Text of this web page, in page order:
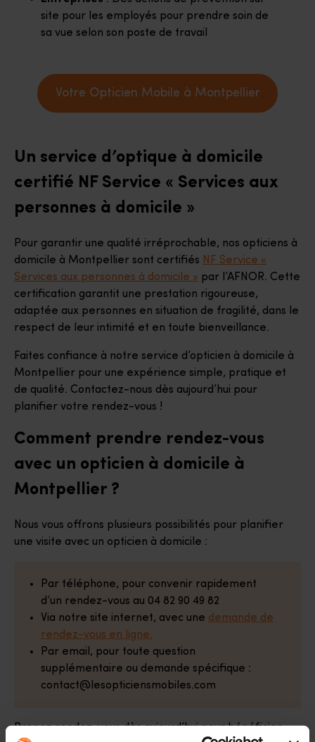
site pour les employés pour prendre soin de
sa vue selon son poste de travail
Votre Opticien Mobile à Montpellier
Un service d’optique à domicile
certifié NF Service « Services aux
personnes à domicile »
Pour garantir une qualité irréprochable, nos opticiens à
domicile à Montpellier sont certifiés NF Service «
Services aux personnes à domicile » par l’AFNOR. Cette
certification garantit une prestation rigoureuse,
adaptée aux personnes en situation de fragilité, dans le
respect de leur intimité et en toute bienveillance.
Faites confiance à notre service d’opticien à domicile à
Montpellier pour une expérience simple, pratique et
de qualité. Contactez-nous dès aujourd’hui pour
planifier votre rendez-vous !
Comment prendre rendez-vous
avec un opticien à domicile à
Montpellier ?
Nous vous offrons plusieurs possibilités pour planifier
une visite avec un opticien à domicile :
Par téléphone, pour convenir rapidement
d’un rendez-vous au 04 82 90 49 82
Via notre site internet, avec une demande de
rendez-vous en ligne.
Par email, pour toute question
supplémentaire ou demande spécifique :
contact@lesopticiensmobiles.com
Prenez rendez-vous dès aujourd’hui pour bénéficier